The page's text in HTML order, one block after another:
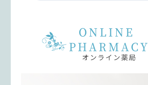
ONLINE
PHARMACY
オンライン薬局